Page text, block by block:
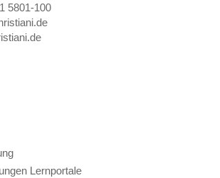
5801-100
Lernportale